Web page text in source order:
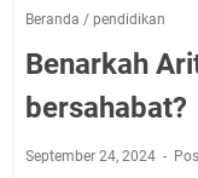
Beranda / pendidikan
Benarkah
bersahabat?
September 24, 2024